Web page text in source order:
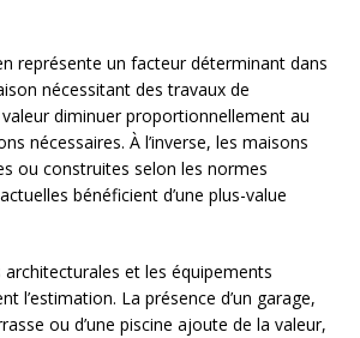
représente un facteur déterminant dans
nécessitant des travaux de
diminuer proportionnellement au
nécessaires. À l’inverse, les maisons
ou construites selon les normes
bénéficient d’une plus-value
et les équipements
l’estimation. La présence d’un garage,
ou d’une piscine ajoute de la valeur,